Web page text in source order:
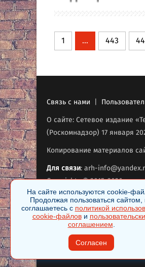
1 ... 443
Связь с нами |
О сайте: Сетевое издание
(Роскомнадзор) 17 января
Копирование материалов
Для связи: arh-
Copyrights © 2015-2026.
На сайте используются cookie-
Продолжая пользоваться сайтом,
соглашаетесь с политикой
cookie-файлови
соглашением
Согласен